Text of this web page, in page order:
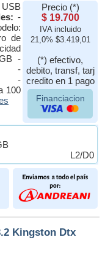
-
de
-
-
C -
100
Precio (*)
$ 19.700
IVA incluido
21,0% $3.419,01
(*) efectivo,
debito, transf, tarj
credito en 1 pago
Financiacion
L2/D0
Kingston Dtx